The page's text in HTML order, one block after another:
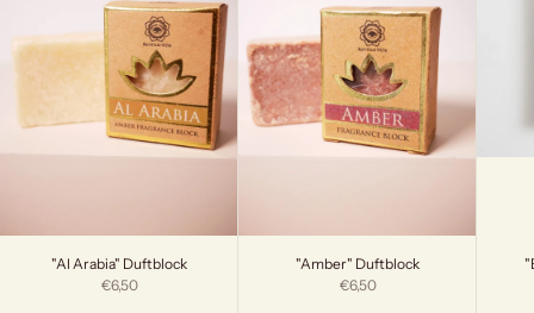
"Al Arabia" Duftblock
Angebot
€6,50
"Amber" Duftblock
Angebot
€6,50